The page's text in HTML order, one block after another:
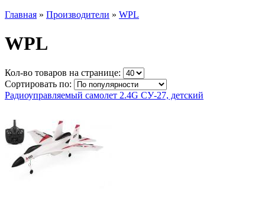
Главная » Производители » WPL
WPL
Кол-во товаров на странице:
Сортировать по:
Радиоуправляемый самолет 2.4G СУ-27, детский